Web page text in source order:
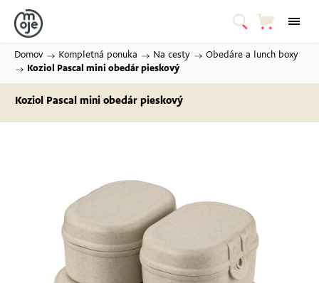
Domov / Kompletná ponuka / Na cesty /
Obedáre a lunch boxy
/
Koziol Pascal mini obedár pieskový
Koziol Pascal mini obedár pieskový